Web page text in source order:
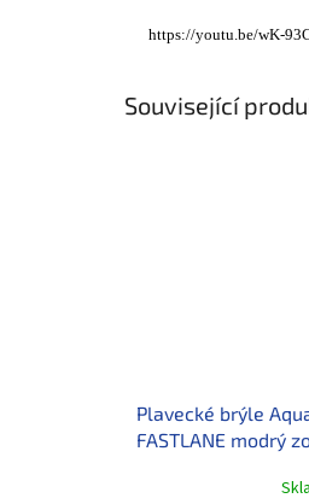
https://youtu.be/wK-
Související
Plavecké brýle
FASTLANE modrý